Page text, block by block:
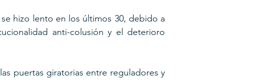
hizo lento en los últimos 30, debido a
anti-colusión y el deterioro
puertas giratorias entre reguladores y